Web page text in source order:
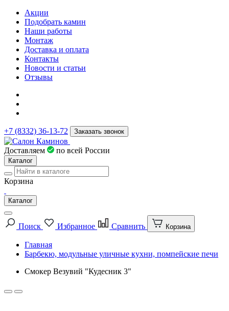
Акции
Подобрать камин
Наши работы
Монтаж
Доставка и оплата
Контакты
Новости и статьи
Отзывы
+7 (8332) 36-13-72 Заказать звонок
Доставляем по всей России
Каталог
Корзина
Каталог
Поиск Избранное Сравнить Корзина
Главная
Барбекю, модульные уличные кухни, помпейские печи
Смокер Везувий "Кудесник 3"